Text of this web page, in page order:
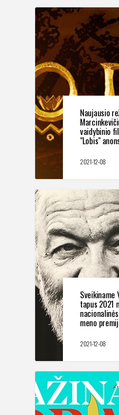
Naujausio
vaidybinio
"Lobis"
2021-12-08
Sveikiname
tapus 2021
meno
įtaigius
ir kine!
2021-12-08